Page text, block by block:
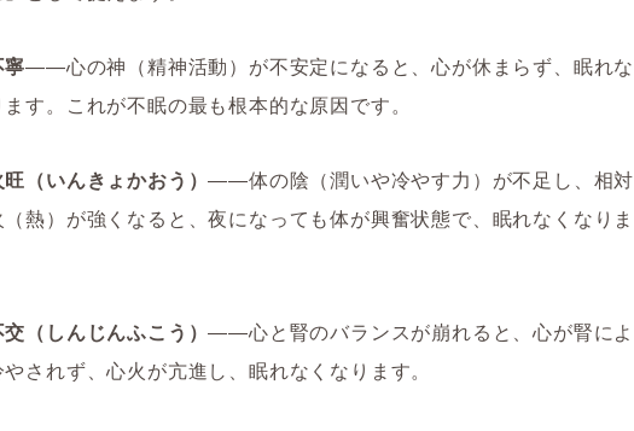
寧――心の神（精神活動）が不安定になると、心が休まらず、眠れな
ます。これが不眠の最も根本的な原因です。
（いんきょかおう）――体の陰（潤いや冷やす力）が不足し、相対
（熱）が強くなると、夜になっても体が興奮状態で、眠れなくなりま
（しんじんふこう）――心と腎のバランスが崩れると、心が腎によ
されず、心火が亢進し、眠れなくなります。